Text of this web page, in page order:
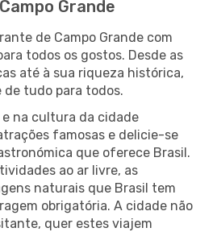
Grande
de Campo Grande com
todos os gostos. Desde as
até à sua riqueza histórica,
tudo para todos.
na cultura da cidade
famosas e delicie-se
que oferece Brasil.
ao ar livre, as
naturais que Brasil tem
obrigatória. A cidade não
quer estes viajem